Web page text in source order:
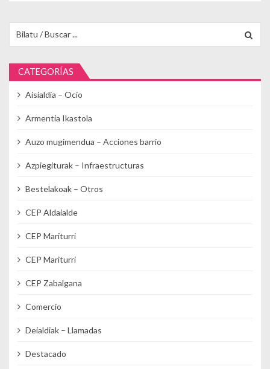
CATEGORÍAS
Aisialdia – Ocio
Armentia Ikastola
Auzo mugimendua – Acciones barrio
Azpiegiturak – Infraestructuras
Bestelakoak – Otros
CEP Aldaialde
CEP Mariturri
CEP Mariturri
CEP Zabalgana
Comercio
Deialdiak – Llamadas
Destacado